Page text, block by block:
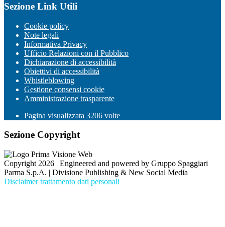
Sezione Link Utili
Cookie policy
Note legali
Informativa Privacy
Ufficio Relazioni con il Pubblico
Dichiarazione di accessibilità
Obiettivi di accessibilità
Whistleblowing
Gestione consensi cookie
Amministrazione trasparente
Pagina visualizzata 3206 volte
Sezione Copyright
Copyright 2026 | Engineered and powered by Gruppo Spaggiari
Parma S.p.A. | Divisione Publishing & New Social Media
Disclaimer trattamento dati personali